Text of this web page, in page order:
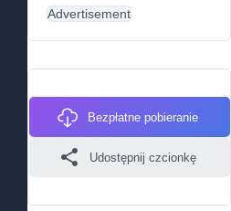
Advertisement
Bezpłatne pobieranie
Udostępnij czcionkę